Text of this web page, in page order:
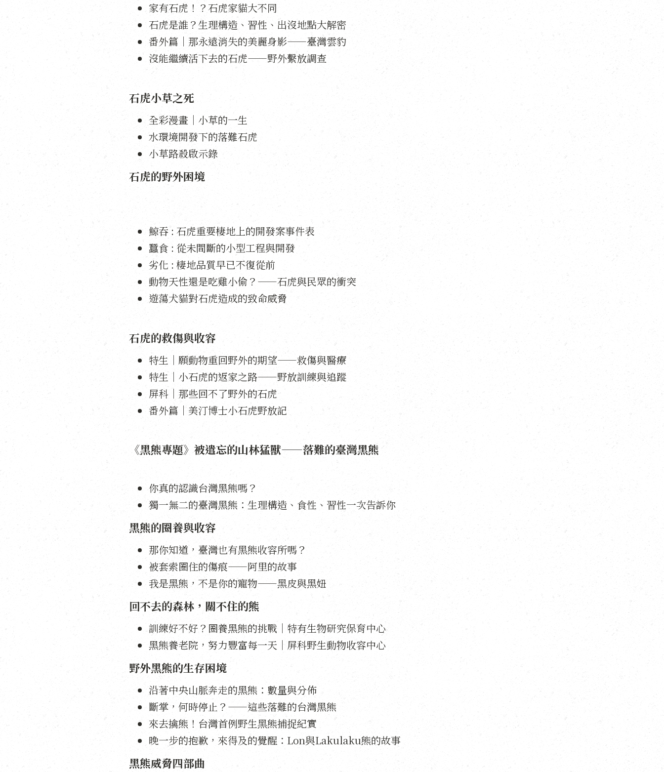
家有石虎！？石虎家貓大不同
石虎是誰？生理構造、習性、出沒地點大解密
番外篇｜那永遠消失的美麗身影——臺灣雲豹
沒能繼續活下去的石虎——野外繫放調查
石虎小草之死
全彩漫畫｜小草的一生
水環境開發下的落難石虎
小草路殺啟示錄
石虎的野外困境
鯨吞 : 石虎重要棲地上的開發案事件表
蠶食 : 從未間斷的小型工程與開發
劣化 : 棲地品質早已不復從前
動物天性還是吃雞小偷？——石虎與民眾的衝突
遊蕩犬貓對石虎造成的致命威脅
石虎的救傷與收容
特生｜願動物重回野外的期望——救傷與醫療
特生｜小石虎的返家之路——野放訓練與追蹤
屏科｜那些回不了野外的石虎
番外篇｜美汀博士小石虎野放記
《黑熊專題》被遣忘的山林猛獸——落難的臺灣黑熊
你真的認識台灣黑熊嗎？
獨一無二的臺灣黑熊：生理構造、食性、習性一次告訴你
黑熊的圈養與收容
那你知道，臺灣也有黑熊收容所嗎？
被套索圈住的傷痕——阿里的故事
我是黑熊，不是你的寵物——黑皮與黑妞
回不去的森林，關不住的熊
訓練好不好？圈養黑熊的挑戰｜特有生物研究保育中心
黑熊養老院，努力豐富每一天｜屏科野生動物收容中心
野外黑熊的生存困境
沿著中央山脈奔走的黑熊：數量與分佈
斷掌，何時停止？——這些落難的台灣黑熊
來去擒熊！台灣首例野生黑熊捕捉紀實
晚一步的抱歉，來得及的覺醒：Lon與Lakulaku熊的故事
黑熊威脅四部曲